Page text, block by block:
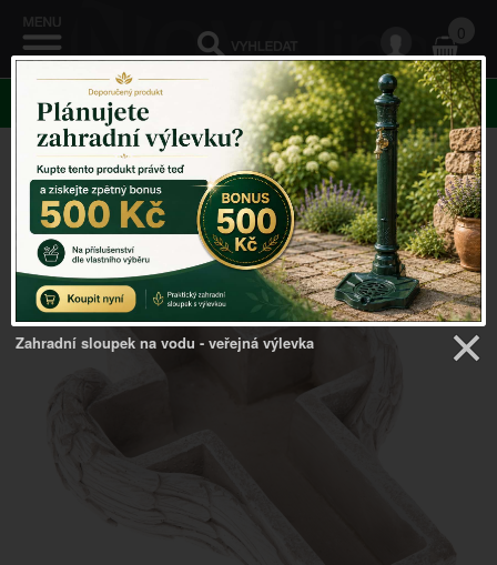
0
KATEGORIE
Venkovský domov ->DEKORACE NA HROB
-
>Dekorace na hřbitov květináč kříž
Zahradní sloupek na vodu - veřejná výlevka